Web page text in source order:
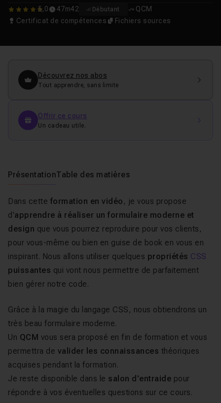
5 5,0 47m42 Débutant
QCM
Certificat de compétences
Fichiers sources
Découvrez nos abos
Tout apprendre, sans limite
Offrir ce cours
Un cadeau utile.
PrésentationTable des matières
Dans cette formation en vidéo , je vous propose
d'apprendre à réaliser un formulaire moderne et
design que vous pourrez reproduire pour vos clients,
pour vous-même ou bien en guise de book en vous en
inspirant. Nous allons utiliser quelques propriétés CSS
puissantes qui vont nous permettre de parfaitement
bien gérer notre code.
Grâce à la magie du langage CSS, nous obtiendrons un
très beau formulaire moderne.
Un QCM vous sera proposé en fin de formation et vous
permettra de valider les connaissances théoriques
acquises pendant la formation.
Je reste disponible dans le salon d'entraide pour
répondre à vos éventuelles questions sur ce cours.